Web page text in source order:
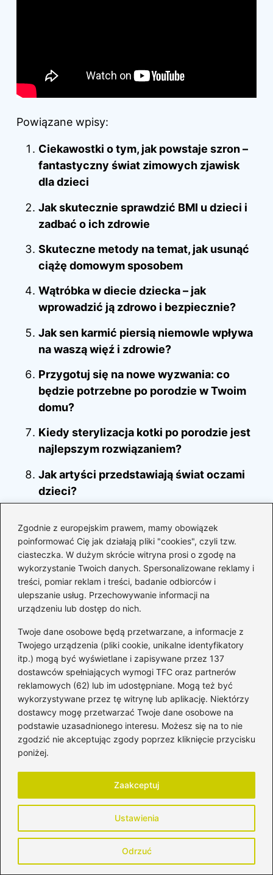
Zgodnie z europejskim prawem, mamy obowiązek
poinformować Cię jak działają pliki "cookies", czyli tzw.
ciasteczka. W dużym skrócie witryna prosi o zgodę na
wykorzystanie Twoich danych. Spersonalizowane reklamy i
treści, pomiar reklam i treści, badanie odbiorców i
ulepszanie usług. Przechowywanie informacji na
urządzeniu lub dostęp do nich.
Twoje dane osobowe będą przetwarzane, a informacje z
Twojego urządzenia (pliki cookie, unikalne identyfikatory
itp.) mogą być wyświetlane i zapisywane przez 137
dostawców spełniających wymogi TFC oraz partnerów
reklamowych (62) lub im udostępniane. Mogą też być
wykorzystywane przez tę witrynę lub aplikację. Niektórzy
dostawcy mogę przetwarzać Twoje dane osobowe na
podstawie uzasadnionego interesu. Możesz się na to nie
zgodzić nie akceptując zgody poprzez kliknięcie przycisku
poniżej.
Ustawienia
Odrzuć
Zaakceptuj
Powiązane wpisy:
Ciekawostki o tym, jak powstaje szron –
fantastyczny świat zimowych zjawisk
dla dzieci
Jak skutecznie sprawdzić BMI u dzieci i
zadbać o ich zdrowie
Skuteczne metody na temat, jak usunąć
ciążę domowym sposobem
Wątróbka w diecie dziecka – jak
wprowadzić ją zdrowo i bezpiecznie?
Jak sen karmić piersią niemowle wpływa
na waszą więź i zdrowie?
Przygotuj się na nowe wyzwania: co
będzie potrzebne po porodzie w Twoim
domu?
Kiedy sterylizacja kotki po porodzie jest
najlepszym rozwiązaniem?
Jak artyści przedstawiają świat oczami
dzieci?
dla dzieci? Sprawdź nasz przewodnik!
Zabawa w ekologię: jak dbać o planetę
dla dzieci w prosty sposób
Honorata Strzelczyk
Cześć! Nazywam się Honorata i jestem mamą, która
każdego dnia łączy macierzyństwo z odkrywaniem siebie
na nowo. Blog mytomamy.pl powstał z potrzeby dzielenia
się doświadczeniem, wsparcia innych kobiet oraz tworzenia
przestrzeni, w której możemy mówić o rodzicielstwie
szczerze – bez filtrów, presji i perfekcjonizmu. Piszę o
rodzinie, edukacji, rozwoju osobistym i kobiecym stylu
życia. Poruszam tematy, które są mi bliskie – od
codziennych dylematów rodzica, przez zdrowie i emocje,
aż po inspiracje, które pomagają żyć bardziej świadomie i
uważnie.